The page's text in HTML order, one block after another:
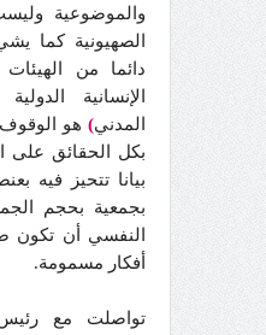
والموضوعية
الصهيونية كما
دائما من
الإنسانية الدولية
المدني) هو الوقوف
بكل الحقائق على
بيانا تتحيز فيه
بجمعية بحجم
النفسي أن تكون
أفكار مسمومة.
تواصلت مع رئيس